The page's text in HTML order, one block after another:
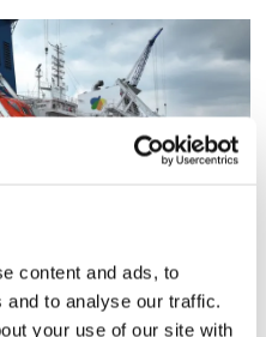
content and ads, to
to analyse our traffic.
your use of our site with
levererats